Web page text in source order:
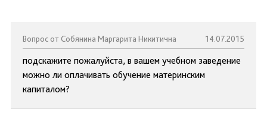
Вопрос от Собянина Маргарита Никитична 14.07.2015
подскажите пожалуйста, в вашем учебном заведение
можно ли оплачивать обучение материнским
капиталом?